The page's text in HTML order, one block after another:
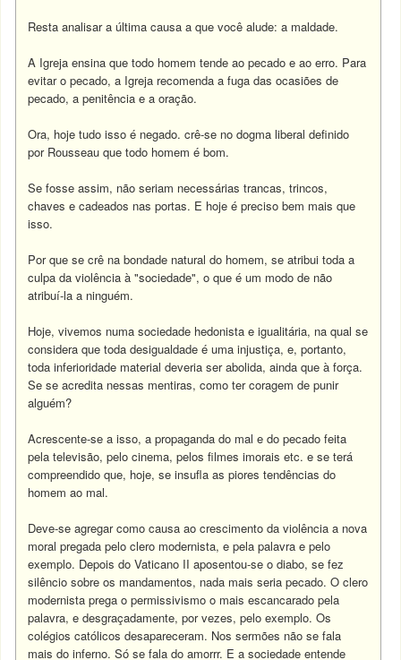
Resta analisar a última causa a que você alude: a maldade.
A Igreja ensina que todo homem tende ao pecado e ao erro. Para
evitar o pecado, a Igreja recomenda a fuga das ocasiões de
pecado, a penitência e a oração.
Ora, hoje tudo isso é negado. crê-se no dogma liberal definido
por Rousseau que todo homem é bom.
Se fosse assim, não seriam necessárias trancas, trincos,
chaves e cadeados nas portas. E hoje é preciso bem mais que
isso.
Por que se crê na bondade natural do homem, se atribui toda a
culpa da violência à "sociedade", o que é um modo de não
atribuí-la a ninguém.
Hoje, vivemos numa sociedade hedonista e igualitária, na qual se
considera que toda desigualdade é uma injustiça, e, portanto,
toda inferioridade material deveria ser abolida, ainda que à força.
Se se acredita nessas mentiras, como ter coragem de punir
alguém?
Acrescente-se a isso, a propaganda do mal e do pecado feita
pela televisão, pelo cinema, pelos filmes imorais etc. e se terá
compreendido que, hoje, se insufla as piores tendências do
homem ao mal.
Deve-se agregar como causa ao crescimento da violência a nova
moral pregada pelo clero modernista, e pela palavra e pelo
exemplo. Depois do Vaticano II aposentou-se o diabo, se fez
silêncio sobre os mandamentos, nada mais seria pecado. O clero
modernista prega o permissivismo o mais escancarado pela
palavra, e desgraçadamente, por vezes, pelo exemplo. Os
colégios católicos desapareceram. Nos sermões não se fala
mais do inferno. Só se fala do amorrr. E a sociedade entende